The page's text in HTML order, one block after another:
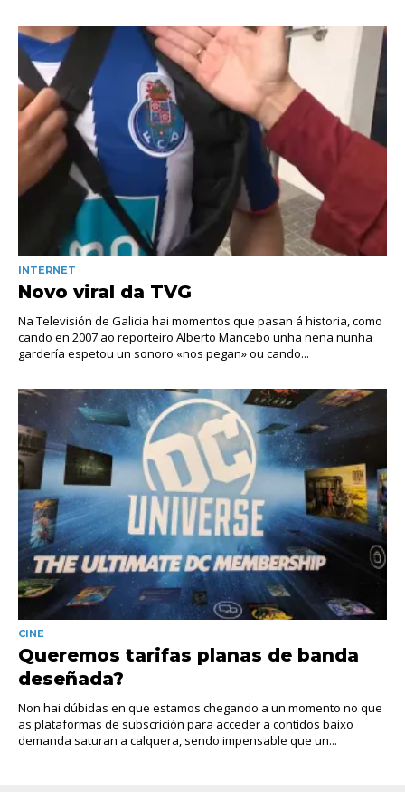
INTERNET
Novo viral da TVG
Na Televisión de Galicia hai momentos que pasan á historia, como
cando en 2007 ao reporteiro Alberto Mancebo unha nena nunha
gardería espetou un sonoro «nos pegan» ou cando...
CINE
Queremos tarifas planas de banda
deseñada?
Non hai dúbidas en que estamos chegando a un momento no que
as plataformas de subscrición para acceder a contidos baixo
demanda saturan a calquera, sendo impensable que un...